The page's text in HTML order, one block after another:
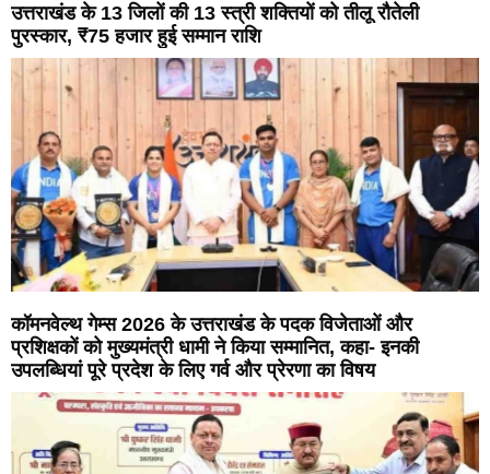
उत्तराखंड के 13 जिलों की 13 स्त्री शक्तियों को तीलू रौतेली
पुरस्कार, ₹75 हजार हुई सम्मान राशि
कॉमनवेल्थ गेम्स 2026 के उत्तराखंड के पदक विजेताओं और
प्रशिक्षकों को मुख्यमंत्री धामी ने किया सम्मानित, कहा- इनकी
उपलब्धियां पूरे प्रदेश के लिए गर्व और प्रेरणा का विषय